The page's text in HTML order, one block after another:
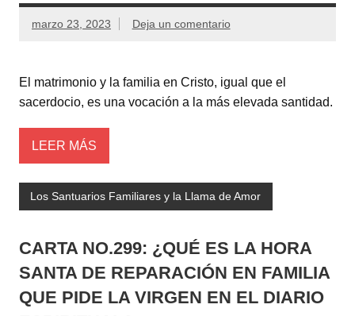
marzo 23, 2023 Deja un comentario
El matrimonio y la familia en Cristo, igual que el
sacerdocio, es una vocación a la más elevada santidad.
LEER MÁS
Los Santuarios Familiares y la Llama de Amor
CARTA NO.299: ¿QUÉ ES LA HORA
SANTA DE REPARACIÓN EN FAMILIA
QUE PIDE LA VIRGEN EN EL DIARIO